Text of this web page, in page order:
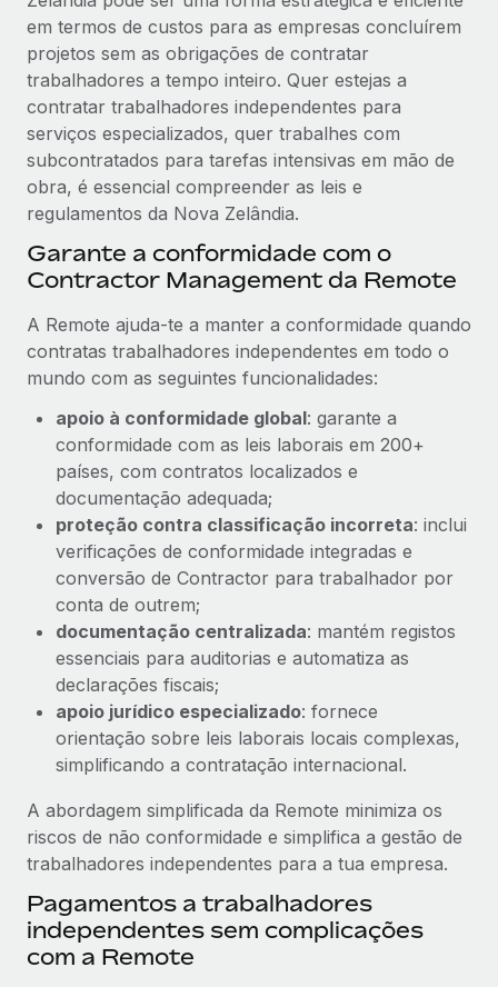
em termos de custos para as empresas concluírem
projetos sem as obrigações de contratar
trabalhadores a tempo inteiro. Quer estejas a
contratar trabalhadores independentes para
serviços especializados, quer trabalhes com
subcontratados para tarefas intensivas em mão de
obra, é essencial compreender as leis e
regulamentos da Nova Zelândia.
Garante a conformidade com o
Contractor Management da Remote
A Remote ajuda-te a manter a conformidade quando
contratas trabalhadores independentes em todo o
mundo com as seguintes funcionalidades:
apoio à conformidade global: garante a
conformidade com as leis laborais em 200+
países, com contratos localizados e
documentação adequada;
proteção contra classificação incorreta: inclui
verificações de conformidade integradas e
conversão de Contractor para trabalhador por
conta de outrem;
documentação centralizada: mantém registos
essenciais para auditorias e automatiza as
declarações fiscais;
apoio jurídico especializado: fornece
orientação sobre leis laborais locais complexas,
simplificando a contratação internacional.
A abordagem simplificada da Remote minimiza os
riscos de não conformidade e simplifica a gestão de
trabalhadores independentes para a tua empresa.
Pagamentos a trabalhadores
independentes sem complicações
com a Remote